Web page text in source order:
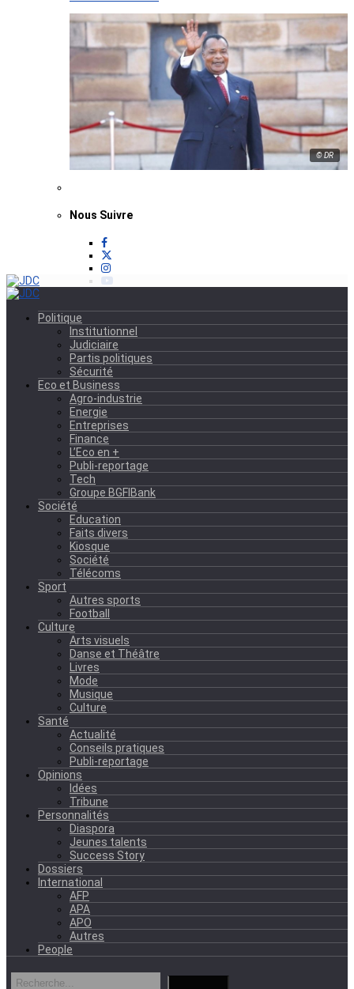
© DR
Nous Suivre
Politique
Institutionnel
Judiciaire
Partis politiques
Sécurité
Eco et Business
Agro-industrie
Energie
Entreprises
Finance
L’Eco en +
Publi-reportage
Tech
Groupe BGFIBank
Société
Education
Faits divers
Kiosque
Société
Télécoms
Sport
Autres sports
Football
Culture
Arts visuels
Danse et Théâtre
Livres
Mode
Musique
Culture
Santé
Actualité
Conseils pratiques
Publi-reportage
Opinions
Idées
Tribune
Personnalités
Diaspora
Jeunes talents
Success Story
Dossiers
International
AFP
APA
APO
Autres
People